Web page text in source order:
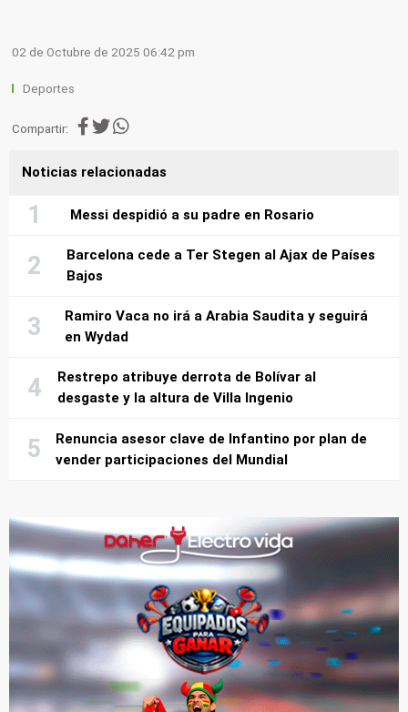
02 de Octubre de 2025 06:42 pm
Deportes
Compartir:
Noticias relacionadas
Messi despidió a su padre en Rosario
Barcelona cede a Ter Stegen al Ajax de Países
Bajos
Ramiro Vaca no irá a Arabia Saudita y seguirá
en Wydad
Restrepo atribuye derrota de Bolívar al
desgaste y la altura de Villa Ingenio
Renuncia asesor clave de Infantino por plan de
vender participaciones del Mundial